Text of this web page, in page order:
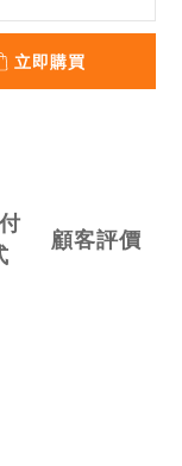
立即購買
顧客評價